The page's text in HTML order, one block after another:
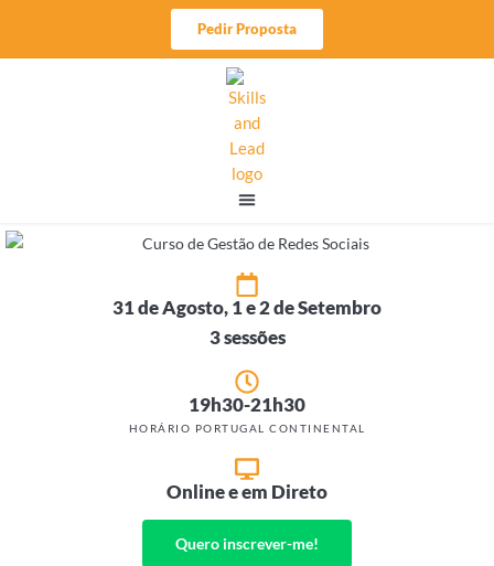
content
Pedir Proposta
31 de Agosto, 1 e 2 de Setembro
3 sessões
19h30-21h30
HORÁRIO PORTUGAL CONTINENTAL
Online e em Direto
Quero inscrever-me!